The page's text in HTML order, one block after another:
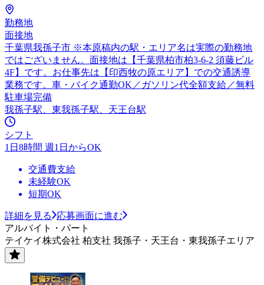
勤務地
面接地
千葉県我孫子市 ※本原稿内の駅・エリア名は実際の勤務地
ではございません。面接地は【千葉県柏市柏3-6-2 須藤ビル
4F】です。お仕事先は【印西牧の原エリア】での交通誘導
業務です。車・バイク通勤OK／ガソリン代全額支給／無料
駐車場完備
我孫子駅、東我孫子駅、天王台駅
シフト
1日8時間 週1日からOK
交通費支給
未経験OK
短期OK
詳細を見る
応募画面に進む
アルバイト・パート
テイケイ株式会社 柏支社 我孫子・天王台・東我孫子エリア